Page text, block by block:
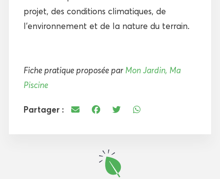
projet, des conditions climatiques, de
l’environnement et de la nature du terrain.
Fiche pratique proposée par Mon Jardin, Ma
Piscine
Partager :